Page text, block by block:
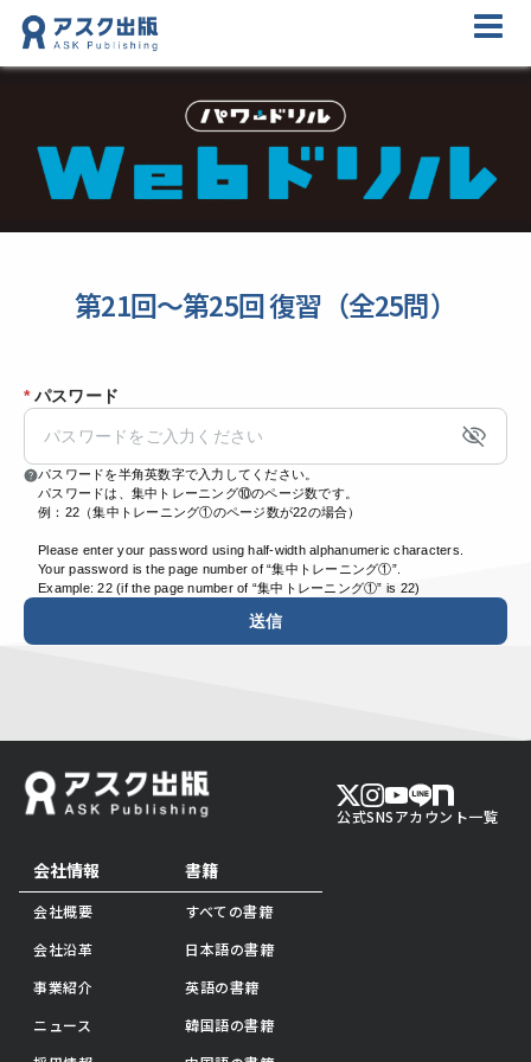
第21回～第25回 復習（全25問）
*パスワード
パスワードを半角英数字で入力してください。
パスワードは、集中トレーニング⑩のページ数です。
例：22（集中トレーニング①のページ数が22の場合）
Please enter your password using half-width alphanumeric characters.
Your password is the page number of “集中トレーニング①”.
Example: 22 (if the page number of “集中トレーニング①” is 22)
送信
会社情報
会社概要
会社沿革
事業紹介
ニュース
書籍
すべての書籍
日本語の書籍
英語の書籍
韓国語の書籍
公式SNSアカウント一覧